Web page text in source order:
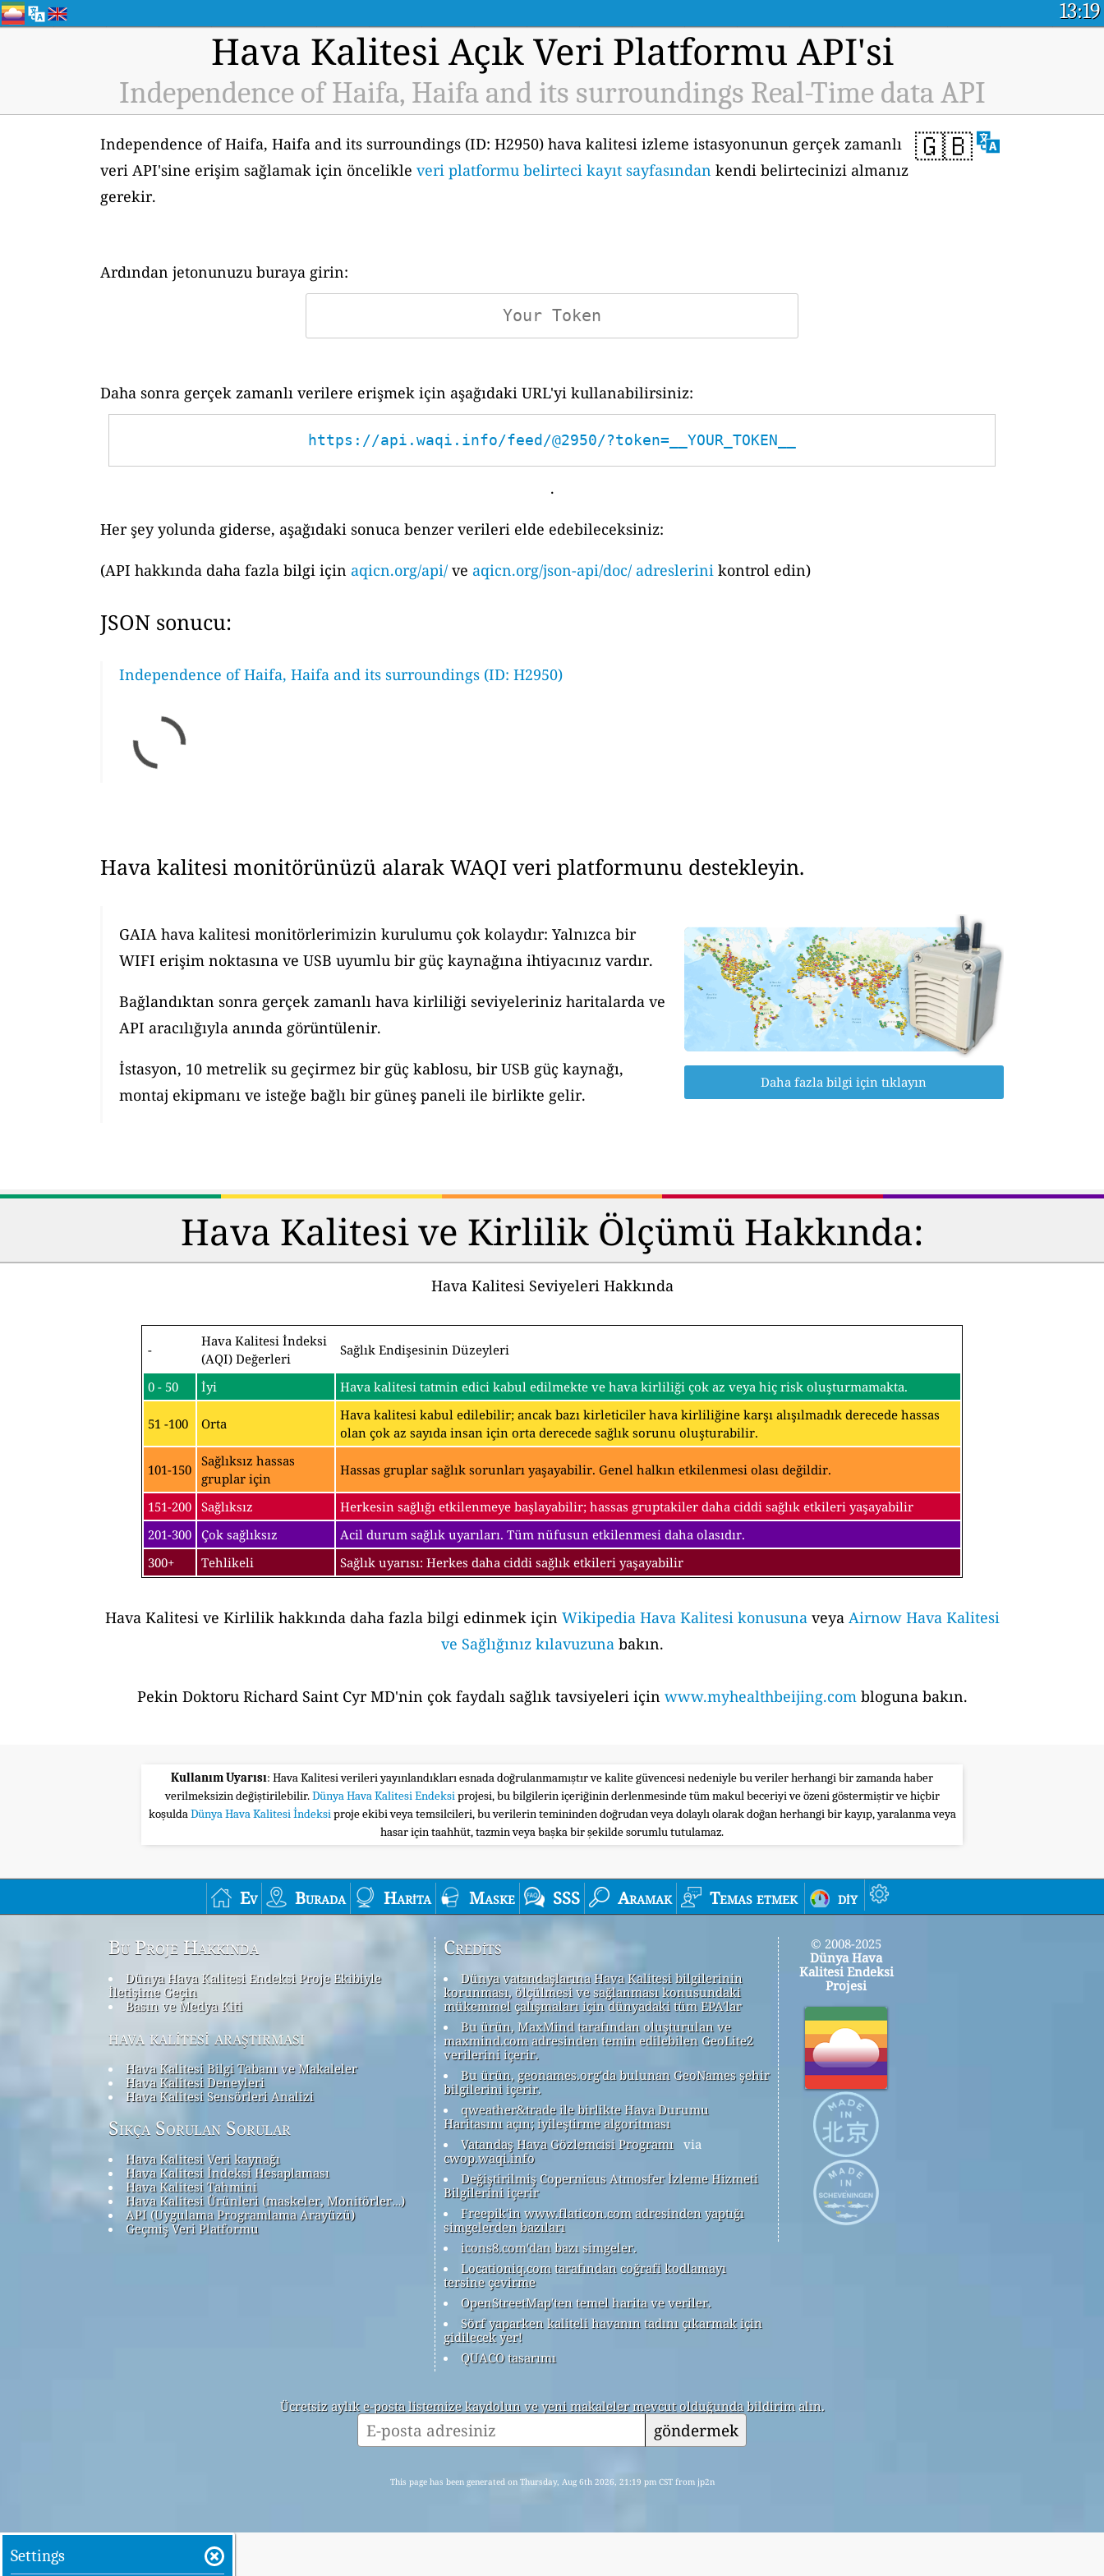
13:19
Hava Kalitesi Açık Veri Platformu API'si
Independence of Haifa, Haifa and its surroundings Real-Time data API
🇬🇧
Independence of Haifa, Haifa and its surroundings (ID: H2950) hava kalitesi izleme istasyonunun gerçek zamanlı
veri API'sine erişim sağlamak için öncelikle veri platformu belirteci kayıt sayfasından kendi belirtecinizi almanız
gerekir.
Ardından jetonunuzu buraya girin:
Daha sonra gerçek zamanlı verilere erişmek için aşağıdaki URL'yi kullanabilirsiniz:
https://api.waqi.info/feed/@2950/?token=__YOUR_TOKEN__
.
Her şey yolunda giderse, aşağıdaki sonuca benzer verileri elde edebileceksiniz:
(API hakkında daha fazla bilgi için aqicn.org/api/ ve aqicn.org/json-api/doc/ adreslerini kontrol edin)
JSON sonucu:
Independence of Haifa, Haifa and its surroundings (ID: H2950)
Hava kalitesi monitörünüzü alarak WAQI veri platformunu destekleyin.
GAIA hava kalitesi monitörlerimizin kurulumu çok kolaydır: Yalnızca bir
WIFI erişim noktasına ve USB uyumlu bir güç kaynağına ihtiyacınız vardır.
Bağlandıktan sonra gerçek zamanlı hava kirliliği seviyeleriniz haritalarda ve
API aracılığıyla anında görüntülenir.
İstasyon, 10 metrelik su geçirmez bir güç kablosu, bir USB güç kaynağı,
montaj ekipmanı ve isteğe bağlı bir güneş paneli ile birlikte gelir.
Daha fazla bilgi için tıklayın
Hava Kalitesi ve Kirlilik Ölçümü Hakkında:
Hava Kalitesi Seviyeleri Hakkında
-
Hava Kalitesi İndeksi
(AQI) Değerleri
Sağlık Endişesinin Düzeyleri
0 - 50 İyi Hava kalitesi tatmin edici kabul edilmekte ve hava kirliliği çok az veya hiç risk oluşturmamakta.
51 -100 Orta
Hava kalitesi kabul edilebilir; ancak bazı kirleticiler hava kirliliğine karşı alışılmadık derecede hassas
olan çok az sayıda insan için orta derecede sağlık sorunu oluşturabilir.
101-150
Sağlıksız hassas
gruplar için
Hassas gruplar sağlık sorunları yaşayabilir. Genel halkın etkilenmesi olası değildir.
151-200 Sağlıksız
Herkesin sağlığı etkilenmeye başlayabilir; hassas gruptakiler daha ciddi sağlık etkileri yaşayabilir
201-300 Çok sağlıksız
Acil durum sağlık uyarıları. Tüm nüfusun etkilenmesi daha olasıdır.
300+
Tehlikeli Sağlık uyarısı: Herkes daha ciddi sağlık etkileri yaşayabilir
Hava Kalitesi ve Kirlilik hakkında daha fazla bilgi edinmek için Wikipedia Hava Kalitesi konusunaveya Airnow Hava Kalitesi
ve Sağlığınız kılavuzunabakın.
Pekin Doktoru Richard Saint Cyr MD'nin çok faydalı sağlık tavsiyeleri için www.myhealthbeijing.combloguna bakın.
Kullanım Uyarısı: Hava Kalitesi verileri yayınlandıkları esnada doğrulanmamıştır ve kalite güvencesi nedeniyle bu veriler herhangi bir zamanda haber
verilmeksizin değiştirilebilir.Dünya Hava Kalitesi Endeksiprojesi, bu bilgilerin içeriğinin derlenmesinde tüm makul beceriyi ve özeni göstermiştir ve hiçbir
koşuldaDünya Hava Kalitesi İndeksiproje ekibi veya temsilcileri, bu verilerin temininden doğrudan veya dolaylı olarak doğan herhangi bir kayıp, yaralanma veya
hasar için taahhüt, tazmin veya başka bir şekilde sorumlu tutulamaz.
Ev Burada Harita Maske SSS Aramak Temas etmek diy
Bu Proje Hakkında
Dünya Hava Kalitesi Endeksi Proje Ekibiyle
İletişime Geçin
Basın ve Medya Kiti
hava kalitesi araştırması
Hava Kalitesi Bilgi Tabanı ve Makaleler
Hava Kalitesi Deneyleri
Hava Kalitesi Sensörleri Analizi
Sıkça Sorulan Sorular
Hava Kalitesi Veri kaynağı
Hava Kalitesi İndeksi Hesaplaması
Hava Kalitesi Tahmini
Hava Kalitesi Ürünleri (maskeler, Monitörler…)
API (Uygulama Programlama Arayüzü)
Geçmiş Veri Platformu
Credits
Dünya vatandaşlarına Hava Kalitesi bilgilerinin
korunması, ölçülmesi ve sağlanması konusundaki
mükemmel çalışmaları için dünyadaki tüm EPA'lar
Bu ürün, MaxMind tarafından oluşturulan ve
maxmind.com adresinden temin edilebilen GeoLite2
verilerini içerir.
Bu ürün, geonames.org'da bulunan GeoNames şehir
bilgilerini içerir.
qweather&trade ile birlikte Hava Durumu
Haritasını açın; iyileştirme algoritması
Vatandaş Hava Gözlemcisi Programı via
cwop.waqi.info
Değiştirilmiş Copernicus Atmosfer İzleme Hizmeti
Bilgilerini içerir
Freepik'in www.flaticon.com adresinden yaptığı
simgelerden bazıları
icons8.com'dan bazı simgeler.
Locationiq.com tarafından coğrafi kodlamayı
tersine çevirme
OpenStreetMap'ten temel harita ve veriler.
Sörf yaparken kaliteli havanın tadını çıkarmak için
gidilecek yer!
QUACO tasarımı
© 2008-2025
Dünya Hava
Kalitesi Endeksi
Projesi
Ücretsiz aylık e-posta listemize kaydolun ve yeni makaleler mevcut olduğunda bildirim alın.
göndermek
This page has been generated on Thursday, Aug 6th 2026, 21:19 pm CST from jp2n
Settings